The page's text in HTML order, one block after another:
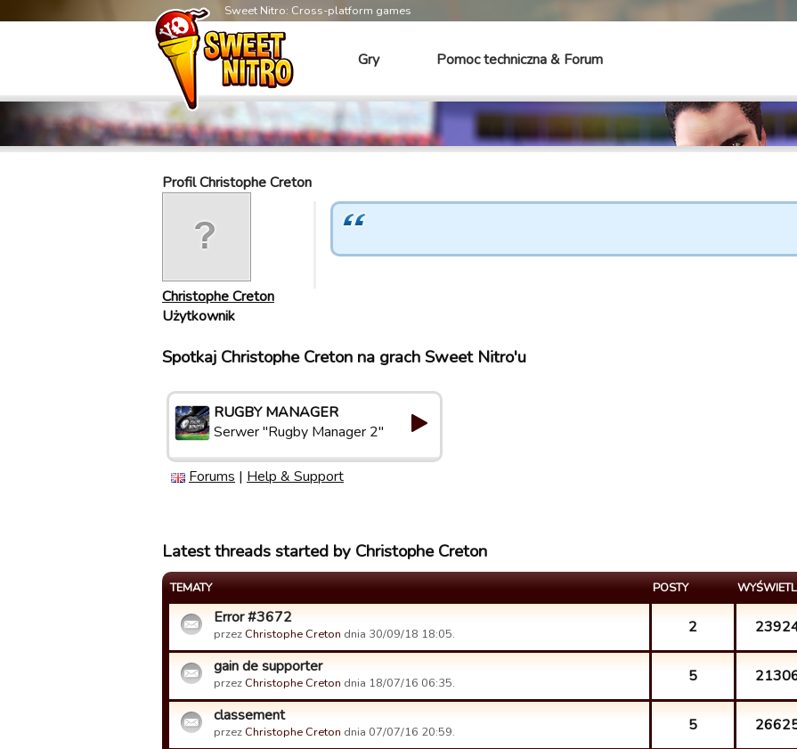
Sweet Nitro: Cross-platform games
Gry Pomoc techniczna & Forum
Profil Christophe Creton
Christophe Creton
Użytkownik
Spotkaj Christophe Creton na grach Sweet Nitro'u
RUGBY MANAGER
Serwer "Rugby Manager 2"
Forums | Help & Support
Latest threads started by Christophe Creton
TEMATY POSTY
Error #3672
przez Christophe Creton dnia 30/09/18 18:05. 2
gain de supporter
przez Christophe Creton dnia 18/07/16 06:35. 5
classement
przez Christophe Creton dnia 07/07/16 20:59. 5